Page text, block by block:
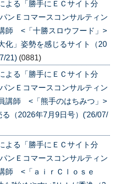
よる「勝手にＥＣサイト分
ンＥコマースコンサルティン
師 <「十勝スロウフード」>
化」姿勢を感じるサイト（20
21) (0881)
よる「勝手にＥＣサイト分
ンＥコマースコンサルティン
講師 <「熊手のはちみつ」>
る（2026年7月9日号）('26/07/
よる「勝手にＥＣサイト分
ンＥコマースコンサルティン
師 <「ａｉｒＣｌｏｓｅ